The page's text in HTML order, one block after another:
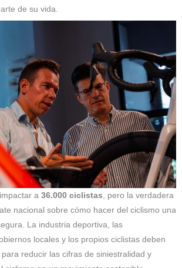
de su vida.
a 36.000 ciclistas , pero la verdadera
nacional sobre cómo hacer del ciclismo una
La industria deportiva, las
locales y los propios ciclistas deben
reducir las cifras de siniestralidad y